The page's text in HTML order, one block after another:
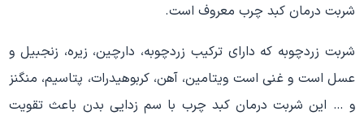
شربت درمان کبد چرب معروف است.
شربت زردچوبه که دارای ترکیب زردچوبه، دارچین، زیره، زنجبیل و
عسل است و غنی است ویتامین، آهن، کربوهیدرات، پتاسیم، منگنز
و … این شربت درمان کبد چرب با سم زدایی بدن باعث تقویت